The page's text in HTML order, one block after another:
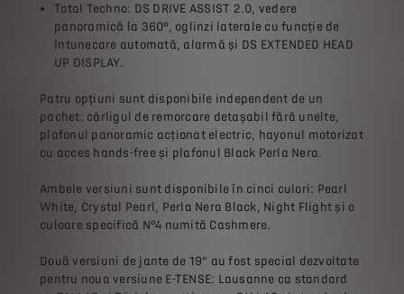
Total Techno: DS DRIVE ASSIST 2.0, vedere
panoramică la 360°, oglinzi laterale cu funcție de
întunecare automată, alarmă și DS EXTENDED HEAD
UP DISPLAY.
Patru opțiuni sunt disponibile independent de un
pachet: cârligul de remorcare detașabil fără unelte,
plafonul panoramic acționat electric, hayonul motorizat
cu acces hands-free și plafonul Black Perla Nera.
Ambele versiuni sunt disponibile în cinci culori: Pearl
White, Crystal Pearl, Perla Nera Black, Night Flight și o
culoare specifică N°4 numită Cashmere.
Două versiuni de jante de 19” au fost special dezvoltate
pentru noua versiune E-TENSE: Lausanne ca standard